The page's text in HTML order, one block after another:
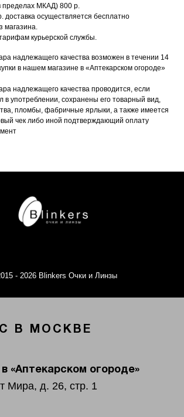
пределах МКАД) 800 р.
доставка осуществляется бесплатно
магазина.
курьерской службы.
надлежащего качества возможен в течении 14
в нашем магазине в «Аптекарском огороде»
надлежащего качества проводится, если
в употреблении, сохранены его товарный вид,
пломбы, фабричные ярлыки, а также имеется
чек либо иной подтверждающий оплату
- 2026 Blinkers Очки и Линзы
В МОСКВЕ
«Аптекарском огороде»
Мира, д. 26, стр. 1